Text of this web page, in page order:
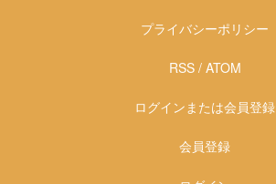
プライバシーポリシー
RSS/ ATOM
ログインまたは会員登録
会員登録